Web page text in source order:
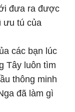
đưa ra được
ưu tú của
các bạn lúc
Tây luôn tìm
thông minh
đã làm gì